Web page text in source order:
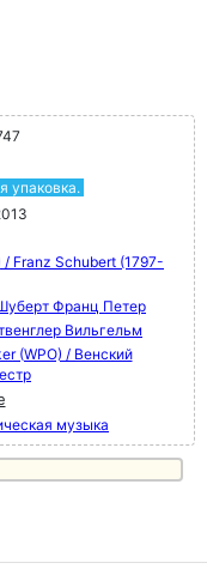
упаковка.
Franz Schubert (1797-
Франц Петер
Вильгельм
(WPO) / Венский
музыка